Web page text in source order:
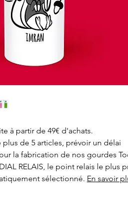
à partir de 49€ d'achats.
de 5 articles, prévoir un délai
la fabrication de nos gourdes
RELAIS, le point relais le plus
sélectionné. En savoir